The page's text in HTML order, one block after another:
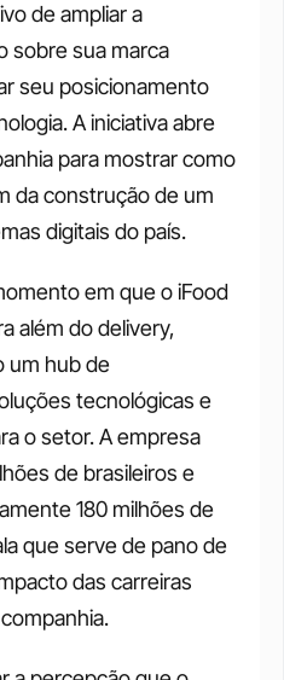
de ampliar a
sobre sua marca
seu posicionamento
A iniciativa abre
para mostrar como
da construção de um
digitais do país.
em que o iFood
além do delivery,
um hub de
tecnológicas e
o setor. A empresa
de brasileiros e
180 milhões de
que serve de pano de
das carreiras